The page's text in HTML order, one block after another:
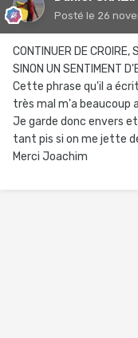
Posté le 26
CONTINUER DE CROIRE,
SINON UN SENTIMENT
Cette phrase qu'il a
très mal m'a beaucoup
Je garde donc envers
tant pis si on me jette
Merci Joachim